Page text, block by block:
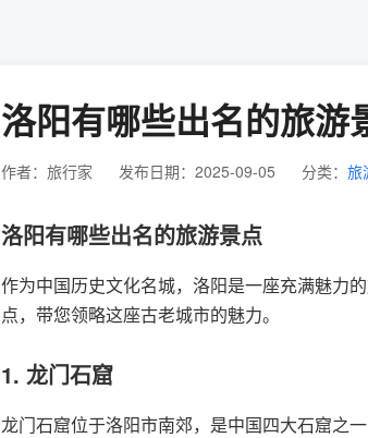
洛阳有哪些出名的旅游
作者：旅行家 发布日期：2025-09-05 分类： 旅
洛阳有哪些出名的旅游景点
作为中国历史文化名城，洛阳是一座充满魅力
点，带您领略这座古老城市的魅力。
1. 龙门石窟
龙门石窟位于洛阳市南郊，是中国四大石窟之